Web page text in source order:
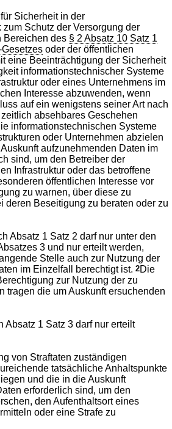
Sicherheit in der
zum Schutz der Versorgung der
Bereichen des § 2 Absatz 10 Satz 1
oder der öffentlichen
eine Beeinträchtigung der Sicherheit
informationstechnischer Systeme
oder eines Unternehmens im
Interesse abzuwenden, wenn
auf ein wenigstens seiner Art nach
absehbares Geschehen
informationstechnischen Systeme
oder Unternehmen abzielen
aufzunehmenden Daten im
sind, um den Betreiber der
Infrastruktur oder das betroffene
öffentlichen Interesse vor
zu warnen, über diese zu
deren Beseitigung zu beraten oder zu
Absatz 1 Satz 2 darf nur unter den
3 und nur erteilt werden,
Stelle auch zur Nutzung der
im Einzelfall berechtigt ist.2Die
zur Nutzung der zu
tragen die um Auskunft ersuchenden
Absatz 1 Satz 3 darf nur erteilt
von Straftaten zuständigen
tatsächliche Anhaltspunkte
und die in die Auskunft
erforderlich sind, um den
den Aufenthaltsort eines
oder eine Strafe zu